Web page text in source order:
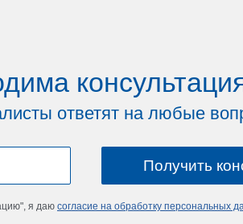
ответят на любые
я даю согласие на обработку персональных